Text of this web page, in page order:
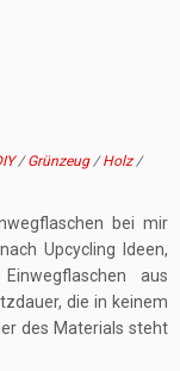
/Grünzeug/Holz/
bei mir
Upcycling Ideen,
aus
die in keinem
des Materials steht